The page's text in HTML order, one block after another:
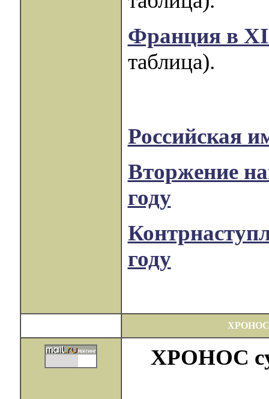
Франция в
таблица).
Российская
Вторжение
году
году
ХРОНОС